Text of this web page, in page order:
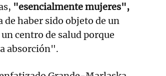
"esencialmente mujeres",
haber sido objeto de un
centro de salud porque
absorción".